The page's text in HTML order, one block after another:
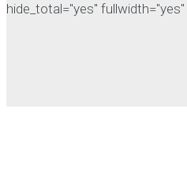
hide_total="yes"